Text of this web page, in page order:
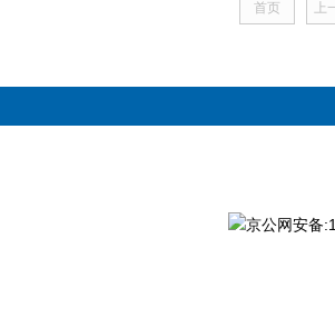
首页 上